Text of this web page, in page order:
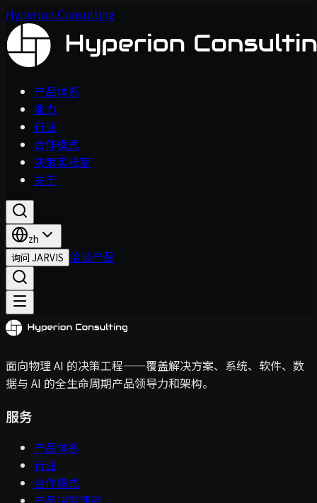
Hyperion Consulting
产品体系
能力
行业
合作模式
决策实验室
关于
zh
询问 JARVIS 洽谈产品
面向物理 AI 的决策工程——覆盖解决方案、系统、软件、数
据与 AI 的全生命周期产品领导力和架构。
服务
产品体系
行业
合作模式